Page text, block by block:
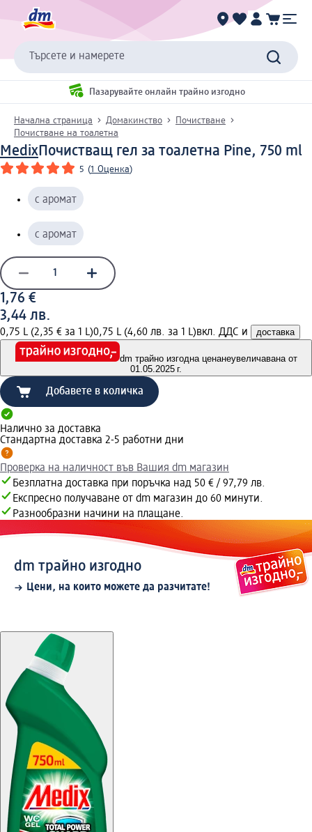
Търсете и намерете
Пазарувайте онлайн трайно изгодно
Начална страница Домакинство
Почистване
Почистване на тоалетна
MedixПочистващ гел за тоалетна Pine, 750 ml
5 (1 Оценка)
с аромат
с аромат
1,76 €
3,44 лв.
0,75 L (2,35 € за 1 L)0,75 L (4,60 лв. за 1 L)вкл. ДДС и доставка
dm трайно изгодна ценанеувеличавана от
01.05.2025 г.
Добавете в количка
Налично за доставка
Стандартна доставка 2-5 работни дни
Проверка на наличност във Вашия dm магазин
Безплатна доставка при поръчка над 50 € / 97,79 лв.
Експресно получаване от dm магазин до 60 минути.
Разнообразни начини на плащане.
dm трайно изгодно
Цени, на които можете да разчитате!